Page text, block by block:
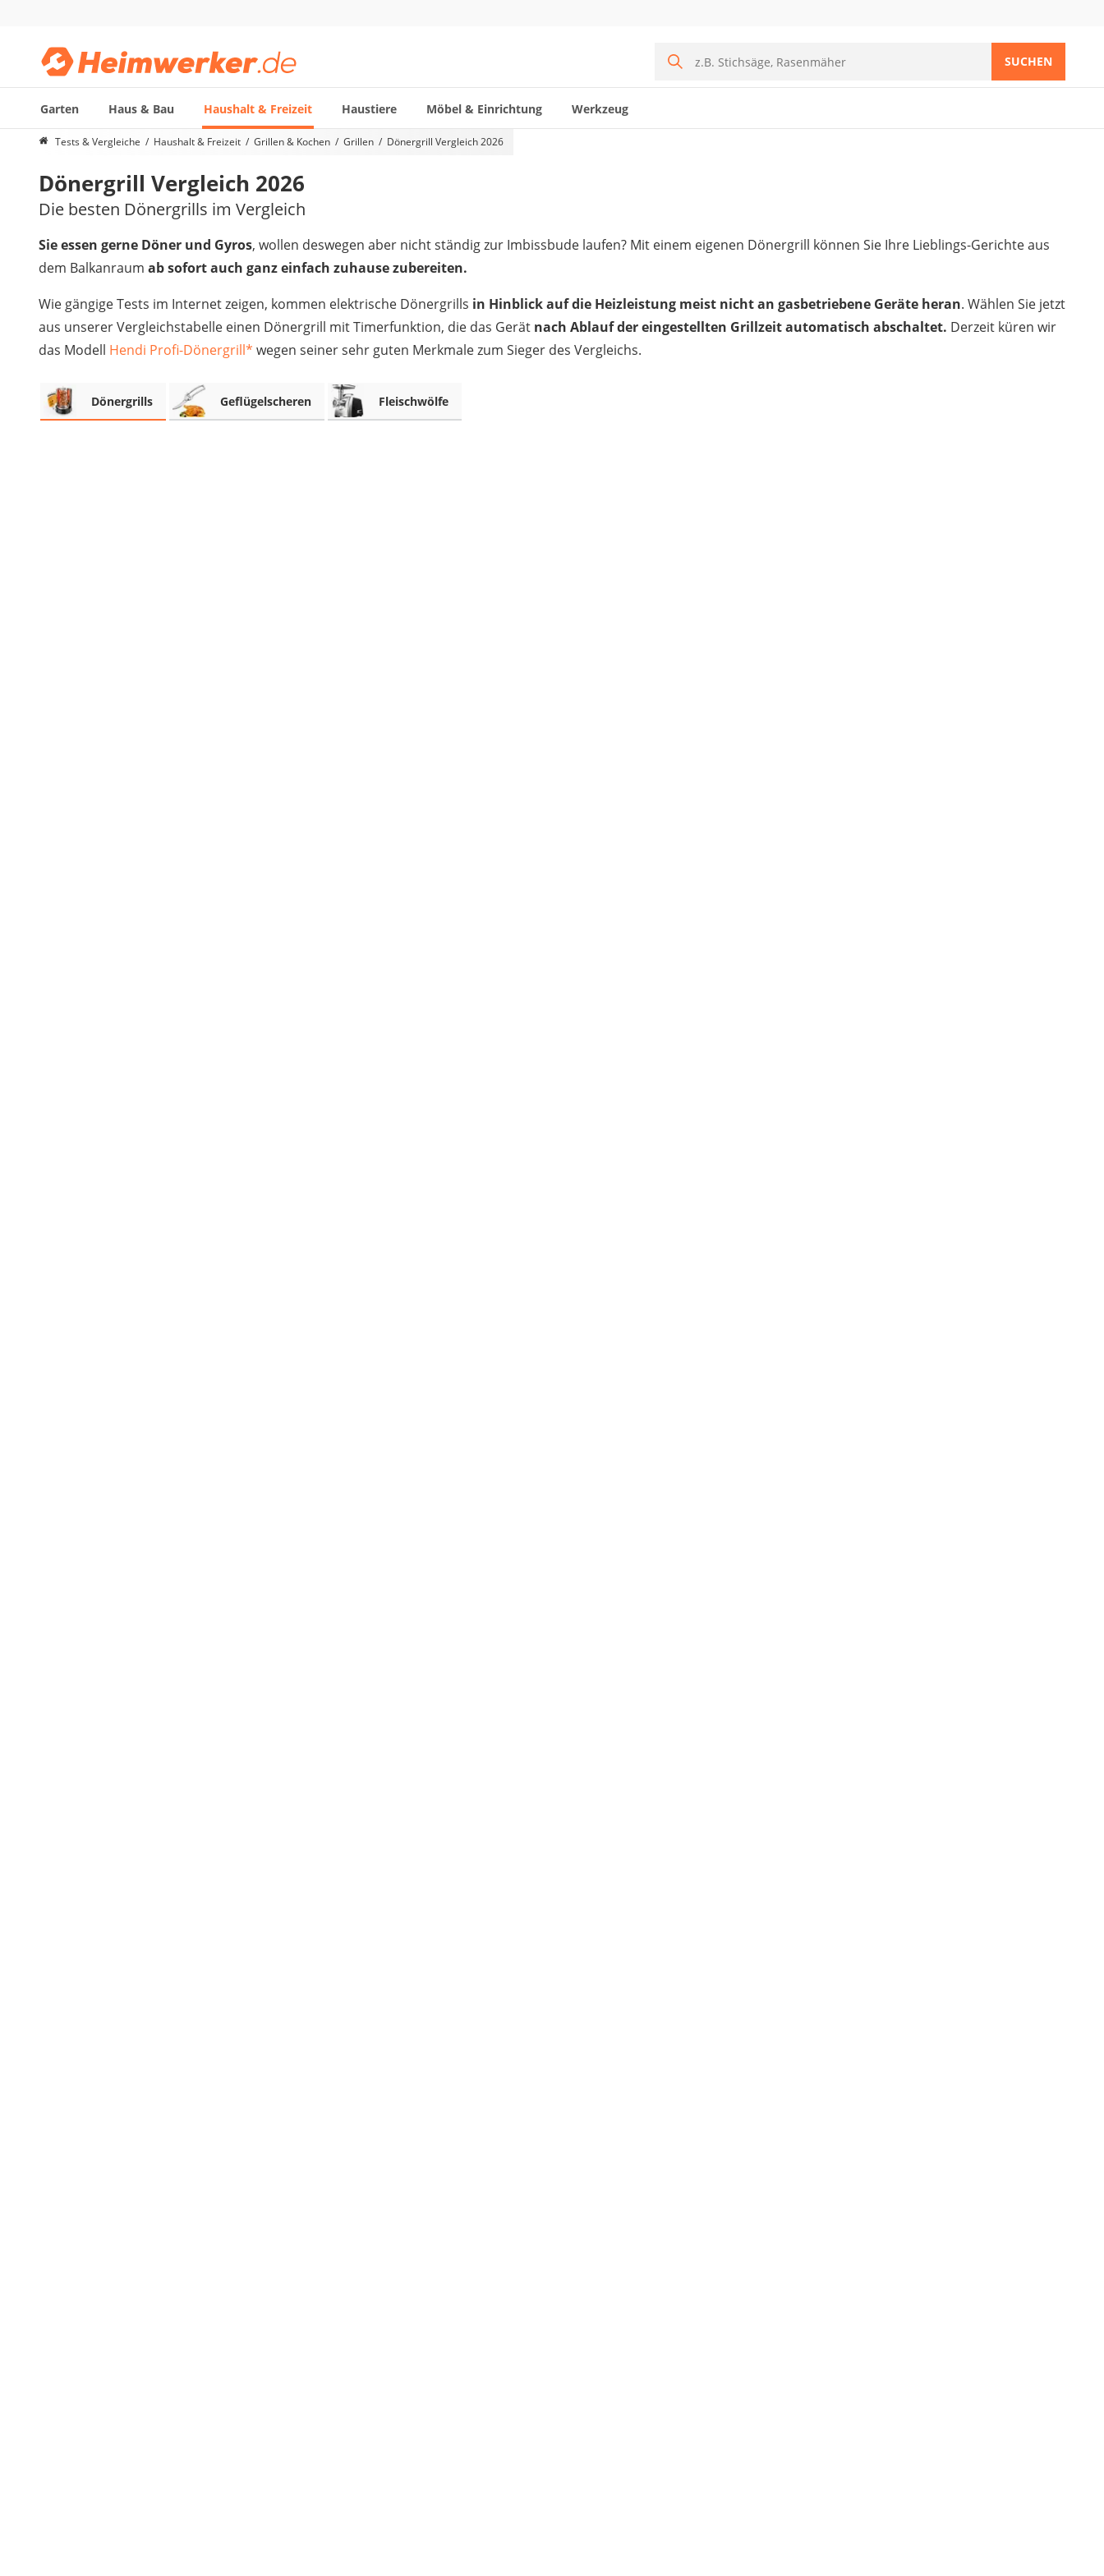
SUCHEN
Garten Haus & Bau Haushalt & Freizeit Haustiere Möbel & Einrichtung Werkzeug
Die beliebtesten Vergleiche nach Kategorie
Diascanner
Walkie-Talkie Kinder
Nachtsichtgerät
Stunt-Scooter
Gusseisen Bräter
Tischgeschirrspüler
Elektronische Dartscheibe
Wildkamera
Beschriftungsgerät
Trinkflasche
Thermokanne
Tests & Vergleiche Haushalt & Freizeit Grillen & Kochen Grillen Dönergrill Vergleich 2026
Dönergrill Vergleich 2026
Die besten Dönergrills im Vergleich
Sie essen gerne Döner und Gyros, wollen deswegen aber nicht ständig zur Imbissbude laufen? Mit einem eigenen Dönergrill können Sie Ihre Lieblings-Gerichte aus
dem Balkanraum ab sofort auch ganz einfach zuhause zubereiten.
Wie gängige Tests im Internet zeigen, kommen elektrische Dönergrills in Hinblick auf die Heizleistung meist nicht an gasbetriebene Geräte heran. Wählen Sie jetzt
aus unserer Vergleichstabelle einen Dönergrill mit Timerfunktion, die das Gerät nach Ablauf der eingestellten Grillzeit automatisch abschaltet. Derzeit küren wir
das Modell Hendi Profi-Dönergrill* wegen seiner sehr guten Merkmale zum Sieger des Vergleichs.
Dönergrills Geflügelscheren Fleischwölfe